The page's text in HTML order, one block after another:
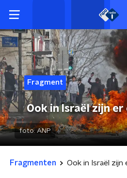
Fragment
Ook in Israël zijn
foto:ANP
Fragmenten Ook in Israël zijn